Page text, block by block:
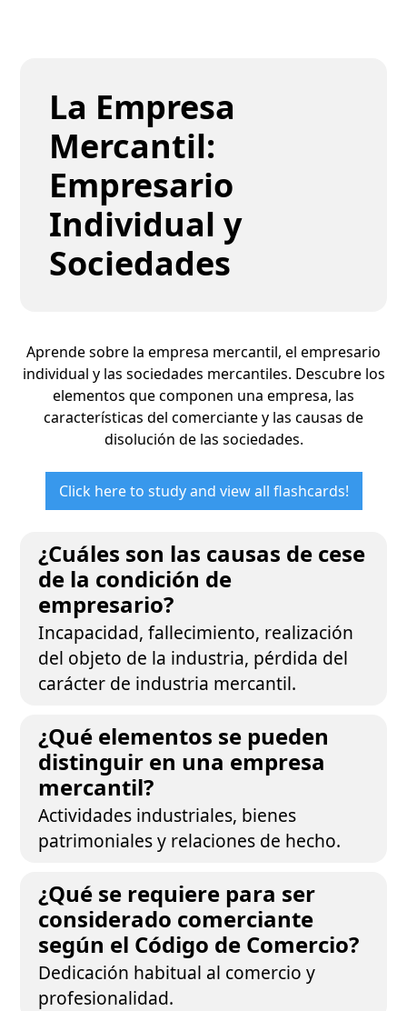
La Empresa
Mercantil:
Empresario
Individual y
Sociedades
Aprende sobre la empresa mercantil, el empresario
individual y las sociedades mercantiles. Descubre los
elementos que componen una empresa, las
características del comerciante y las causas de
disolución de las sociedades.
Click here to study and view all flashcards!
¿Cuáles son las causas de cese
de la condición de
empresario?
Incapacidad, fallecimiento, realización
del objeto de la industria, pérdida del
carácter de industria mercantil.
¿Qué elementos se pueden
distinguir en una empresa
mercantil?
Actividades industriales, bienes
patrimoniales y relaciones de hecho.
¿Qué se requiere para ser
considerado comerciante
según el Código de Comercio?
Dedicación habitual al comercio y
profesionalidad.